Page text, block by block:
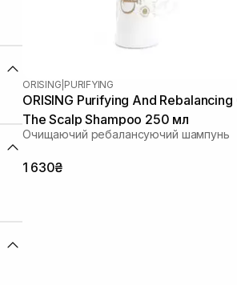
ORISING PURIFYING
ORISING Purifying And Rebalancing
The Scalp Shampoo 250 мл
Очищаючий ребалансуючий шампунь
1 630₴